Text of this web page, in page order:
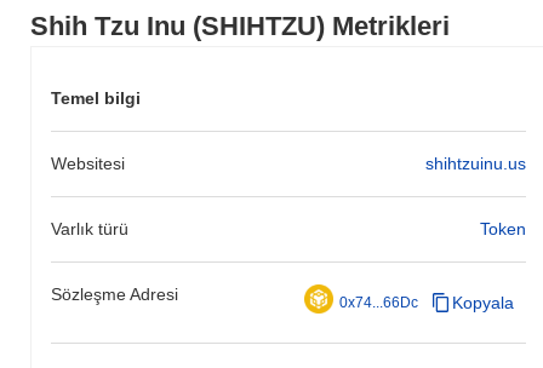
Shih Tzu Inu (SHIHTZU) Metrikleri
Temel bilgi
Websitesi shihtzuinu.us
Varlık türü Token
Sözleşme Adresi 0x74...66Dc Kopyala